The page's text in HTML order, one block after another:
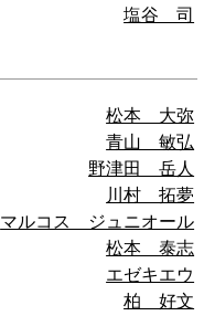
塩谷 司
松本 大弥
青山 敏弘
野津田 岳人
川村 拓夢
マルコス ジュニオール
松本 泰志
エゼキエウ
柏 好文